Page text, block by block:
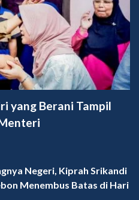
yang Berani Tampil
Negeri, Kiprah Srikandi
Menembus Batas di Hari